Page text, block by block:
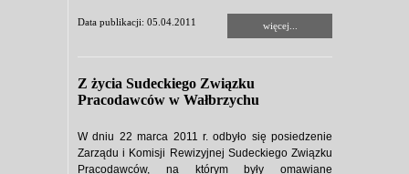
Data publikacji: 05.04.2011 więcej...
Z życia Sudeckiego Związku
Pracodawców w Wałbrzychu
W dniu 22 marca 2011 r. odbyło się posiedzenie
Zarządu i Komisji Rewizyjnej Sudeckiego Związku
Pracodawców, na którym były omawiane